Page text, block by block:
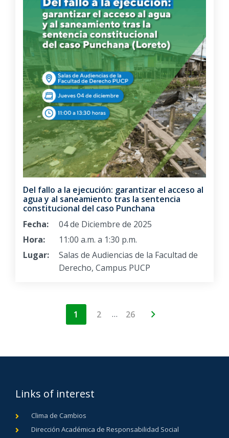
Del fallo a la ejecución: garantizar el acceso al
agua y al saneamiento tras la sentencia
constitucional del caso Punchana
Fecha:
04 de Diciembre de 2025
Hora:
11:00 a.m. a 1:30 p.m.
Lugar:
Salas de Audiencias de la Facultad de
Derecho, Campus PUCP
1 2 … 26
Links of interest
Clima de Cambios
Dirección Académica de Responsabilidad Social